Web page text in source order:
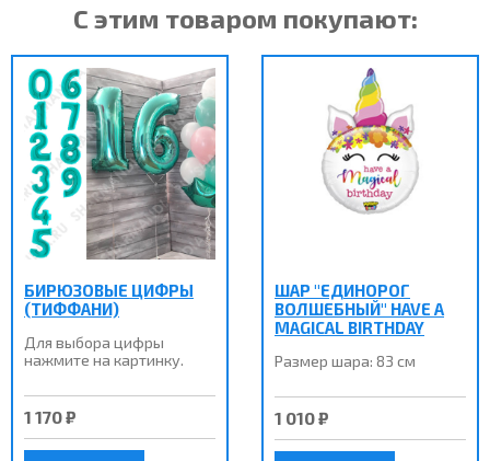
С этим товаром покупают:
БИРЮЗОВЫЕ ЦИФРЫ
(ТИФФАНИ)
Для выбора цифры
нажмите на картинку.
1 170 ₽
ШАР "ЕДИНОРОГ
ВОЛШЕБНЫЙ" HAVE A
MAGICAL BIRTHDAY
Размер шара: 83 см
1 010 ₽